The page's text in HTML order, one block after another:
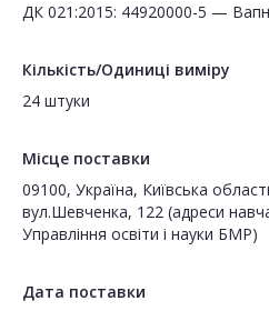
ДК 021:2015: 44920000-5 —
Кількість/Одиниці виміру
24 штуки
Місце поставки
09100, Україна, Київська
вул.Шевченка, 122 (адреси
Управління освіти і науки БМР)
Дата поставки